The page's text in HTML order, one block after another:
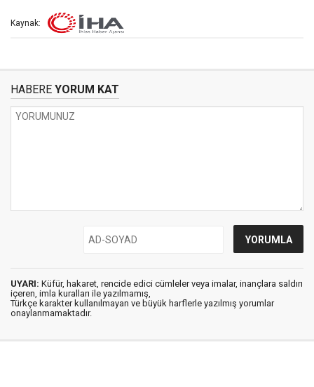
Kaynak:
HABERE YORUM KAT
UYARI: Küfür, hakaret, rencide edici cümleler veya imalar, inançlara saldırı
içeren, imla kuralları ile yazılmamış,
Türkçe karakter kullanılmayan ve büyük harflerle yazılmış yorumlar
onaylanmamaktadır.